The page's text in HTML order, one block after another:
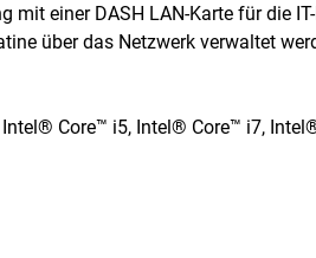
mit einer DASH LAN-Karte für die
über das Netzwerk verwaltet
Core™ i5, Intel® Core™ i7,